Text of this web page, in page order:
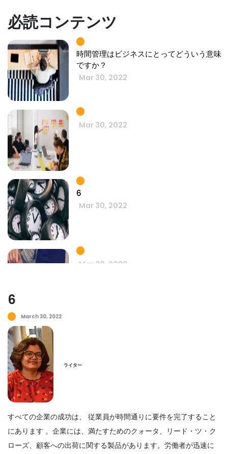
必読コンテンツ
時間管理はビジネスにとってどういう意味
ですか？
Mar 30, 2022
Mar 30, 2022
6
Mar 30, 2022
Mar 30, 2022
Archita Wagle Apr 05, 2022
6
March 30, 2022
ライター
すべての企業の成功は、
従業員が時間通りに要件を完了すること
にあります 。企業には、満たすためのクォータ、リード・ツ・ク
ローズ、顧客への出荷に関する製品があります。労働者が迅速に